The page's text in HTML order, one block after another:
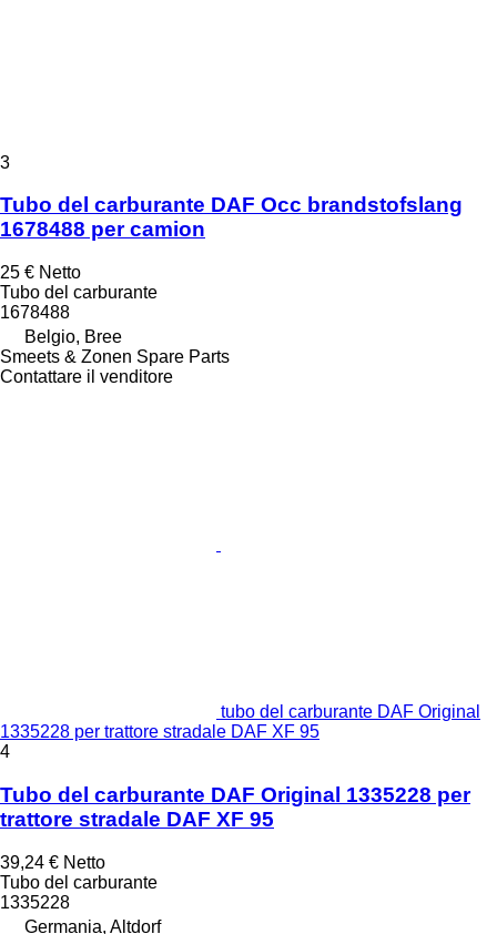
3
Tubo del carburante DAF Occ brandstofslang
1678488 per camion
25 € Netto
Tubo del carburante
1678488
Belgio, Bree
Smeets & Zonen Spare Parts
Contattare il venditore
tubo del carburante DAF Original
1335228 per trattore stradale DAF XF 95
4
Tubo del carburante DAF Original 1335228 per
trattore stradale DAF XF 95
39,24 € Netto
Tubo del carburante
1335228
Germania, Altdorf